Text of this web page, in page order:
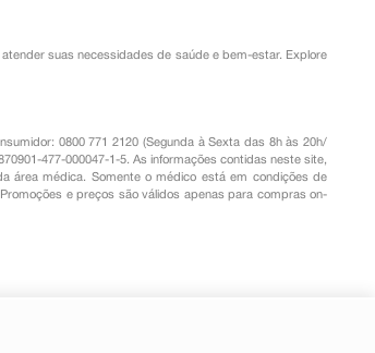
suas necessidades de saúde e bem-estar. Explore
0800 771 2120 (Segunda à Sexta das 8h às 20h/
477-000047-1-5. As informações contidas neste site,
área médica. Somente o médico está em condições de
e preços são válidos apenas para compras on-